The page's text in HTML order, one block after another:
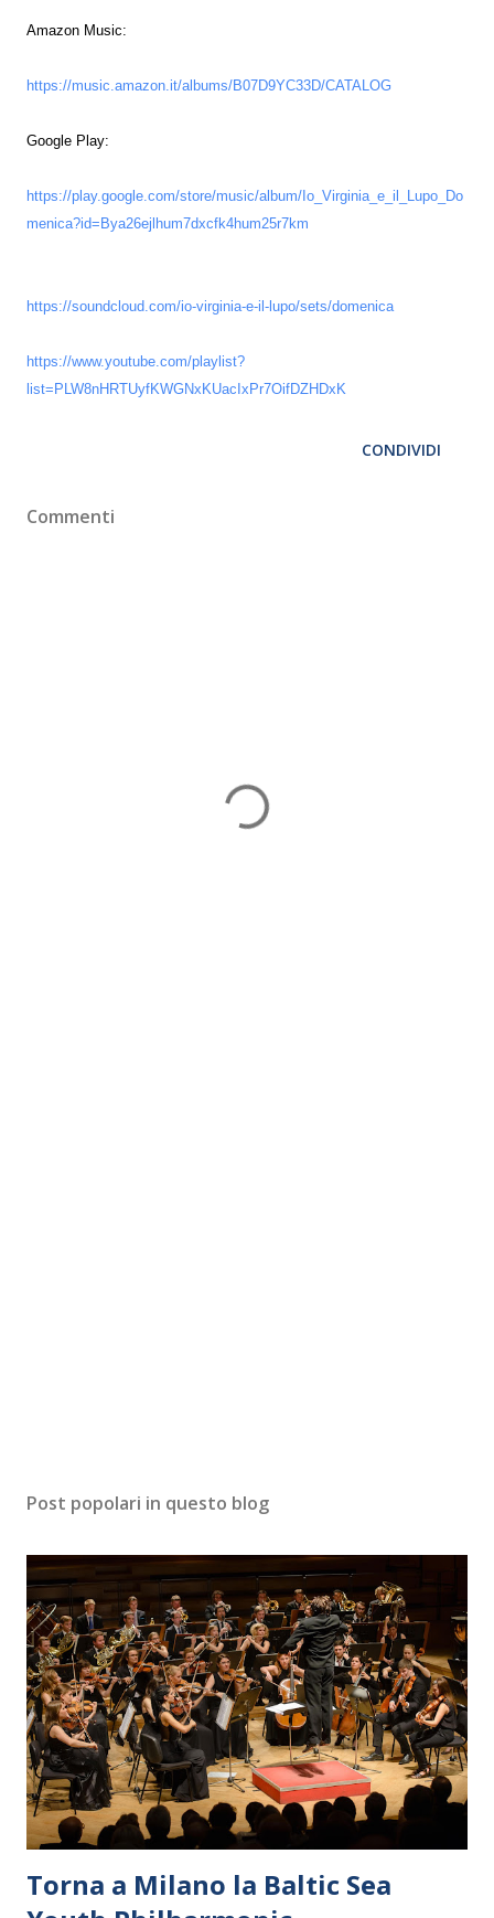
Amazon Music:
https://music.amazon.it/albums/B07D9YC33D/CATALOG
Google Play:
https://play.google.com/store/music/album/Io_Virginia_e_il_Lupo_Do
menica?id=Bya26ejlhum7dxcfk4hum25r7km
https://soundcloud.com/io-virginia-e-il-lupo/sets/domenica
https://www.youtube.com/playlist?
list=PLW8nHRTUyfKWGNxKUacIxPr7OifDZHDxK
CONDIVIDI
Commenti
Post popolari in questo blog
Torna a Milano la Baltic Sea